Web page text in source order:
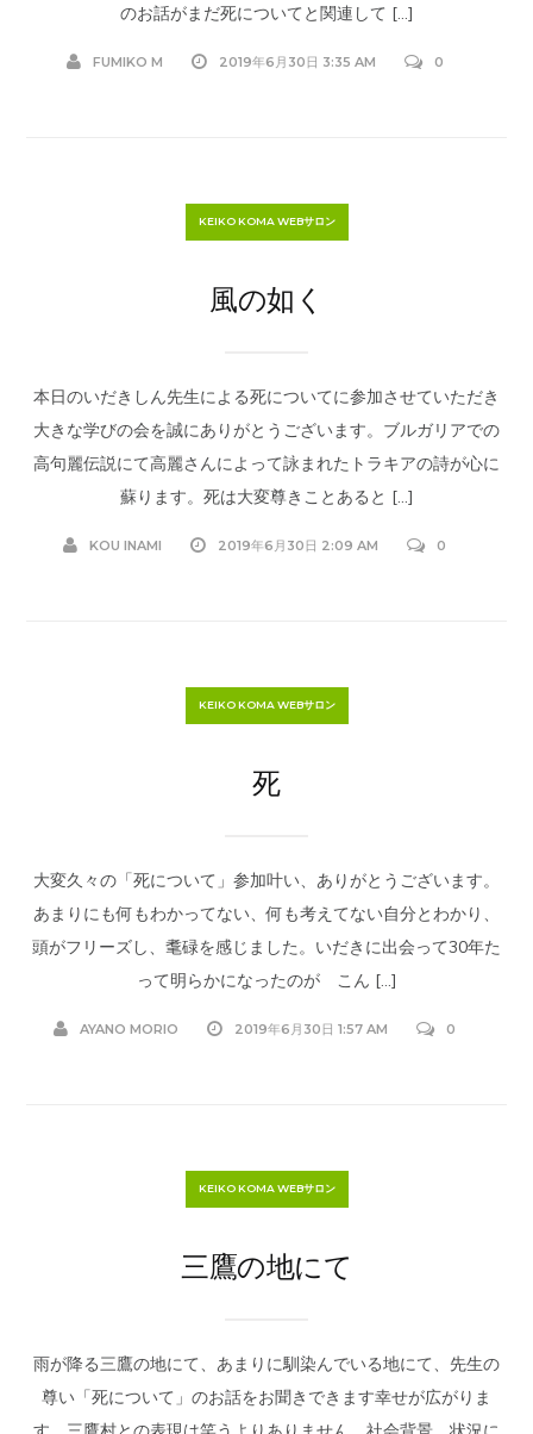
のお話がまだ死についてと関連して […]
FUMIKO M 2019年6月30日 3:35 AM 0
KEIKO KOMA WEBサロン
風の如く
本日のいだきしん先生による死についてに参加させていただき
大きな学びの会を誠にありがとうございます。ブルガリアでの
高句麗伝説にて高麗さんによって詠まれたトラキアの詩が心に
蘇ります。死は大変尊きことあると […]
KOU INAMI 2019年6月30日 2:09 AM 0
KEIKO KOMA WEBサロン
死
大変久々の「死について」参加叶い、ありがとうございます。
あまりにも何もわかってない、何も考えてない自分とわかり、
頭がフリーズし、耄碌を感じました。いだきに出会って30年た
って明らかになったのが こん […]
AYANO MORIO 2019年6月30日 1:57 AM 0
KEIKO KOMA WEBサロン
三鷹の地にて
雨が降る三鷹の地にて、あまりに馴染んでいる地にて、先生の
尊い「死について」のお話をお聞きできます幸せが広がりま